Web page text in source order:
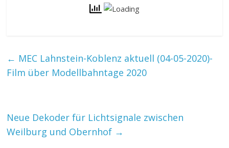
← MEC Lahnstein-Koblenz aktuell (04-05-2020)-
Film über Modellbahntage 2020
Neue Dekoder für Lichtsignale zwischen
Weilburg und Obernhof →